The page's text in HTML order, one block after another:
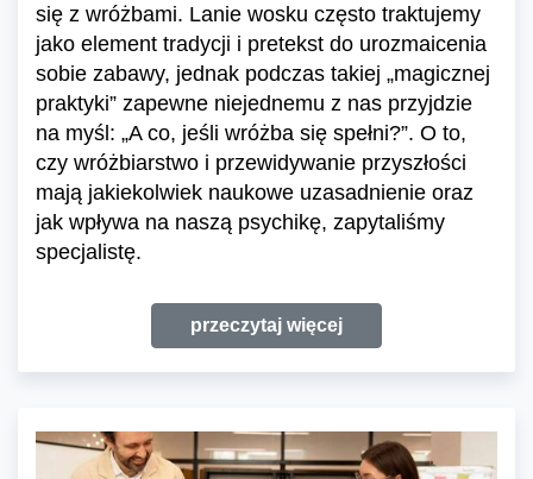
się z wróżbami. Lanie wosku często traktujemy
jako element tradycji i pretekst do urozmaicenia
sobie zabawy, jednak podczas takiej „magicznej
praktyki” zapewne niejednemu z nas przyjdzie
na myśl: „A co, jeśli wróżba się spełni?”. O to,
czy wróżbiarstwo i przewidywanie przyszłości
mają jakiekolwiek naukowe uzasadnienie oraz
jak wpływa na naszą psychikę, zapytaliśmy
specjalistę.
przeczytaj więcej